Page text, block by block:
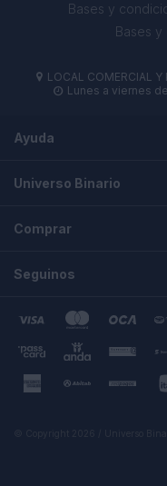
Bases y
Bases y
 LOCAL COMERCIAL
 Lunes a viernes
Ayuda
Universo Binario
Comprar
Seguinos